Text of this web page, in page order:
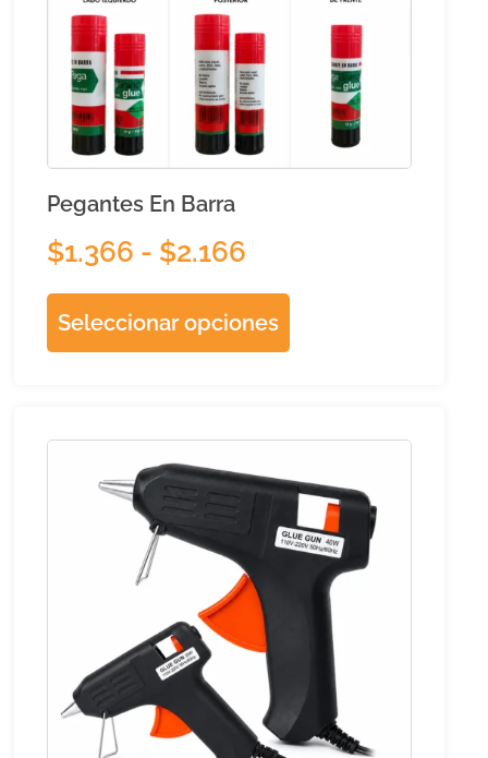
Pegantes En Barra
$1.366 - $2.166
Seleccionar opciones